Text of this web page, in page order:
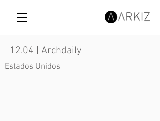
12.04 | Archdaily
Estados Unidos